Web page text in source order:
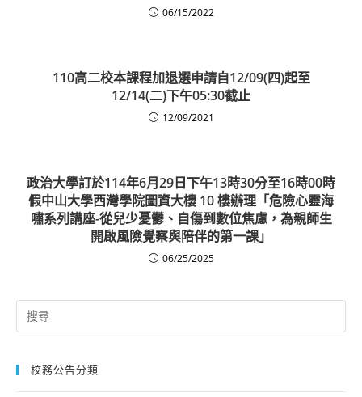
06/15/2022
110高二校本課程加退選申請自12/09(四)起至
12/14(二)下午05:30截止
12/09/2021
政治大學訂於114年6月29日下午13時30分至16時00時
假中山大學西灣學院圖資大樓 10 樓辦理「危險心靈海
嘯系列講座-從兒少憂鬱、自傷到數位焦慮，為親師生
開啟風險覺察與陪伴的第一課」
06/25/2025
Search
for:
校務公告分類